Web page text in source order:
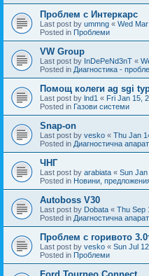
Проблем с Интеркарс
Last post by ummng « Wed
Posted in Проблеми
VW Group
Last post by InDePeNd3nT «
Posted in Диагностика -
Помощ колеги ag sgi
Last post by lnd1 « Fri Jan 15,
Posted in Газови системи
Snap-on
Last post by vesko « Thu Jan
Posted in Диагностична
ЧНГ
Last post by arabiata « Sun
Posted in Новини,
Autoboss V30
Last post by Dobata « Thu Sep
Posted in Диагностична
Проблем с горивото
Last post by vesko « Sun Jul
Posted in Проблеми
Ford Tourneo Connect